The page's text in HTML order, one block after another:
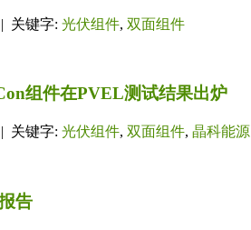
| 关键字: 光伏组件, 双面组件
组件在PVEL测试结果出炉
| 关键字: 光伏组件, 双面组件, 晶科能源
告